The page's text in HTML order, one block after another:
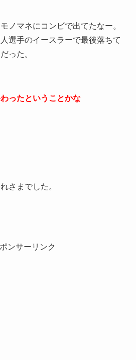
ノマネにコンビで出てたなー。
選手のイースラーで最後落ちて
った。
ったということかな
さまでした。
ンサーリンク